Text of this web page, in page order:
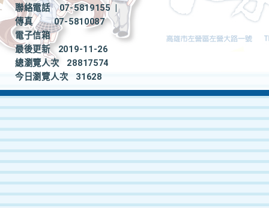
聯絡電話
07-5819155
|
傳真
07-5810087
電子信箱
最後更新
2019-11-26
總瀏覽人次
28817574
今日瀏覽人次
31628